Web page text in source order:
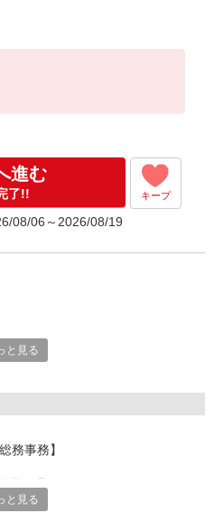
費支給
進む
了!! キープ
08/06～2026/08/19
しを、
トがサポート！
と見る
務事務】
発注
と見る